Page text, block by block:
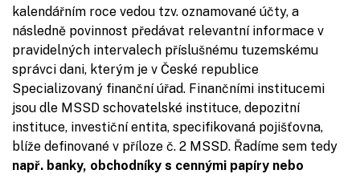
kalendářním roce vedou tzv. oznamované účty, a
následně povinnost předávat relevantní informace v
pravidelných intervalech příslušnému tuzemskému
správci dani, kterým je v České republice
Specializovaný finanční úřad. Finančními institucemi
jsou dle MSSD schovatelské instituce, depozitní
instituce, investiční entita, specifikovaná pojišťovna,
blíže definované v příloze č. 2 MSSD. Řadíme sem tedy
např. banky, obchodníky s cennými papíry nebo